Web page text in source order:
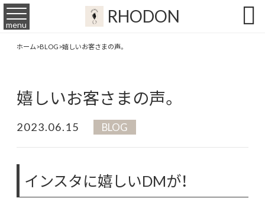
RHODON
menu 
ホーム>BLOG>嬉しいお客さまの声。
嬉しいお客さまの声。
2023.06.15 BLOG
インスタに嬉しいDMが！